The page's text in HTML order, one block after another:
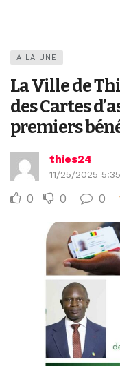
A LA UNE
La Ville de
des Cartes
premiers
thies24
11/25/2025
0 0 0